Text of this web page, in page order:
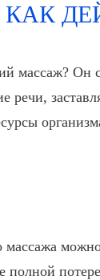
КАК
массаж?
полной